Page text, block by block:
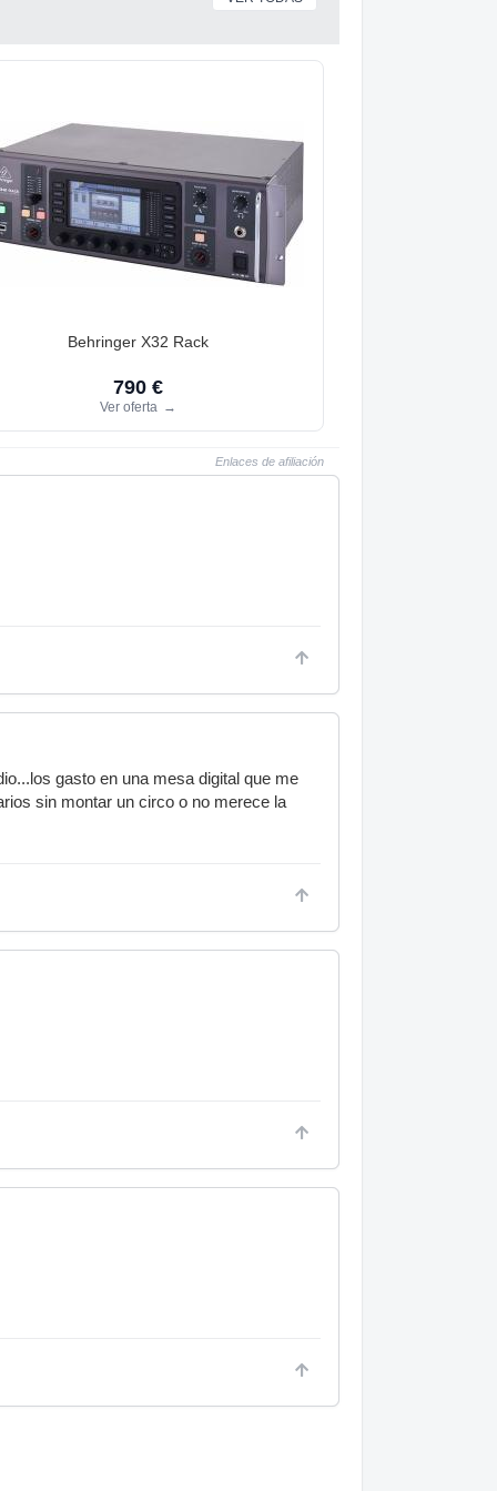
Behringer X32 Rack
790 €
Ver oferta →
Enlaces de afiliación
gasto en una mesa digital que me
sin montar un circo o no merece la